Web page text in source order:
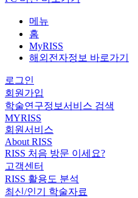
메뉴
홈
MyRISS
해외전자정보 바로가기
로그인
회원가입
학술연구정보서비스 검색
MYRISS
회원서비스
About RISS
RISS 처음 방문 이세요?
고객센터
RISS 활용도 분석
최신/인기 학술자료